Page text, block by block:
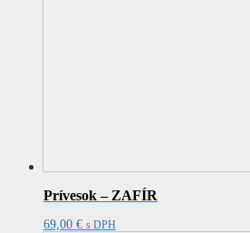
Prívesok – ZAFÍR
69,00 € s DPH